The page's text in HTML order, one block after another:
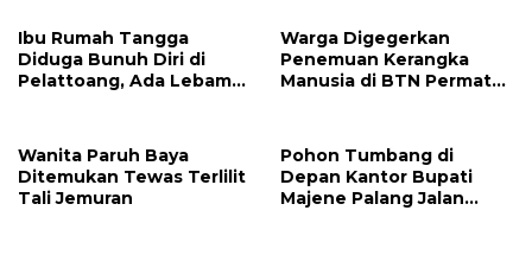
Ibu Rumah Tangga
Diduga Bunuh Diri di
Pelattoang, Ada Lebam
Warga Digegerkan
Penemuan Kerangka
Manusia di BTN Permata
Wanita Paruh Baya
Ditemukan Tewas Terlilit
Tali Jemuran
Pohon Tumbang di
Depan Kantor Bupati
Majene Palang Jalan